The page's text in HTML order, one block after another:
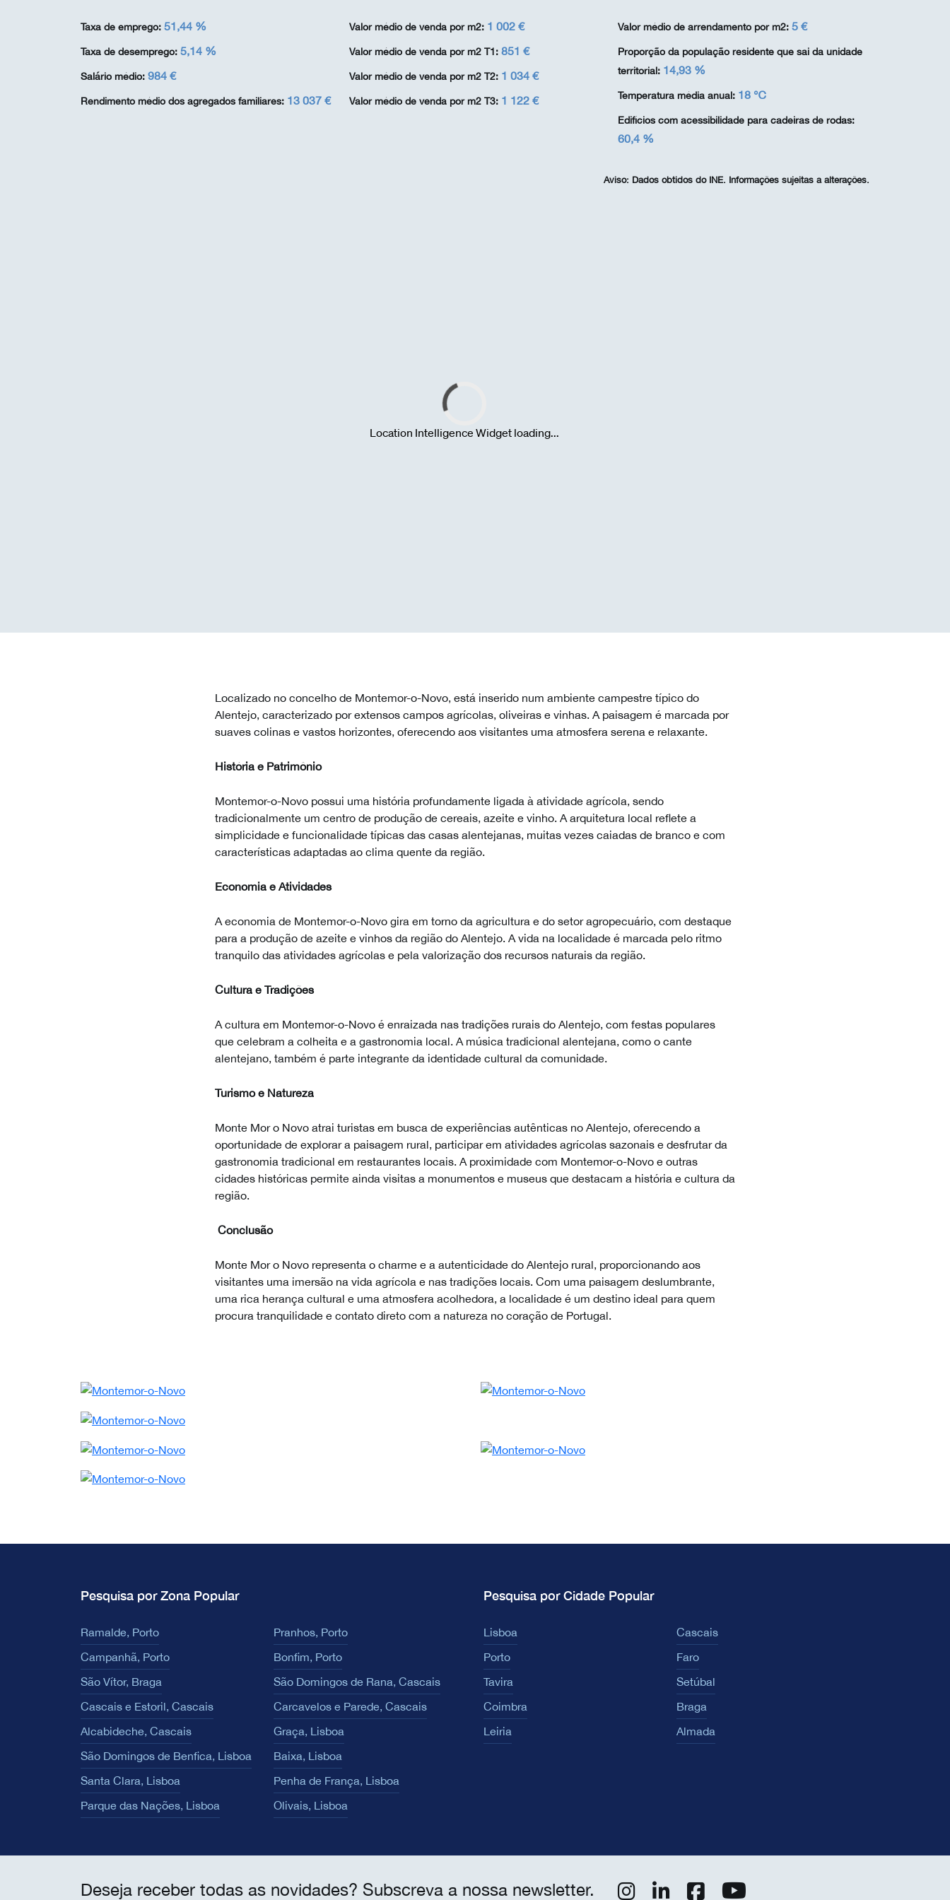
Taxa de emprego: 51,44 %
Taxa de desemprego: 5,14 %
Salário médio: 984 €
Rendimento médio dos agregados familiares: 13 037 €
Valor médio de venda por m2: 1 002 €
Valor médio de venda por m2 T1: 851 €
Valor médio de venda por m2 T2: 1 034 €
Valor médio de venda por m2 T3: 1 122 €
Valor médio de arrendamento por m2: 5 €
Proporção da população residente que sai da unidade
territorial: 14,93 %
Temperatura média anual: 18 ℃
Edifícios com acessibilidade para cadeiras de rodas:
60,4 %
Aviso: Dados obtidos do INE. Informações sujeitas a alterações.
Localizado no concelho de Montemor-o-Novo, está inserido num ambiente campestre típico do
Alentejo, caracterizado por extensos campos agrícolas, oliveiras e vinhas. A paisagem é marcada por
suaves colinas e vastos horizontes, oferecendo aos visitantes uma atmosfera serena e relaxante.
História e Patrimônio
Montemor-o-Novo possui uma história profundamente ligada à atividade agrícola, sendo
tradicionalmente um centro de produção de cereais, azeite e vinho. A arquitetura local reflete a
simplicidade e funcionalidade típicas das casas alentejanas, muitas vezes caiadas de branco e com
características adaptadas ao clima quente da região.
Economia e Atividades
A economia de Montemor-o-Novo gira em torno da agricultura e do setor agropecuário, com destaque
para a produção de azeite e vinhos da região do Alentejo. A vida na localidade é marcada pelo ritmo
tranquilo das atividades agrícolas e pela valorização dos recursos naturais da região.
Cultura e Tradições
A cultura em Montemor-o-Novo é enraizada nas tradições rurais do Alentejo, com festas populares
que celebram a colheita e a gastronomia local. A música tradicional alentejana, como o cante
alentejano, também é parte integrante da identidade cultural da comunidade.
Turismo e Natureza
Monte Mor o Novo atrai turistas em busca de experiências autênticas no Alentejo, oferecendo a
oportunidade de explorar a paisagem rural, participar em atividades agrícolas sazonais e desfrutar da
gastronomia tradicional em restaurantes locais. A proximidade com Montemor-o-Novo e outras
cidades históricas permite ainda visitas a monumentos e museus que destacam a história e cultura da
região.
Conclusão
Monte Mor o Novo representa o charme e a autenticidade do Alentejo rural, proporcionando aos
visitantes uma imersão na vida agrícola e nas tradições locais. Com uma paisagem deslumbrante,
uma rica herança cultural e uma atmosfera acolhedora, a localidade é um destino ideal para quem
procura tranquilidade e contato direto com a natureza no coração de Portugal.
Pesquisa por Zona Popular
Ramalde, Porto
Pranhos, Porto
Campanhã, Porto
Bonfim, Porto
São Vítor, Braga
São Domingos de Rana, Cascais
Cascais e Estoril, Cascais
Carcavelos e Parede, Cascais
Alcabideche, Cascais
Graça, Lisboa
São Domingos de Benfica, Lisboa
Baixa, Lisboa
Santa Clara, Lisboa
Penha de França, Lisboa
Parque das Nações, Lisboa
Olivais, Lisboa
Pesquisa por Cidade Popular
Lisboa
Cascais
Porto
Faro
Tavira
Setúbal
Coimbra
Braga
Leiria
Almada
Deseja receber todas as novidades? Subscreva a nossa newsletter.